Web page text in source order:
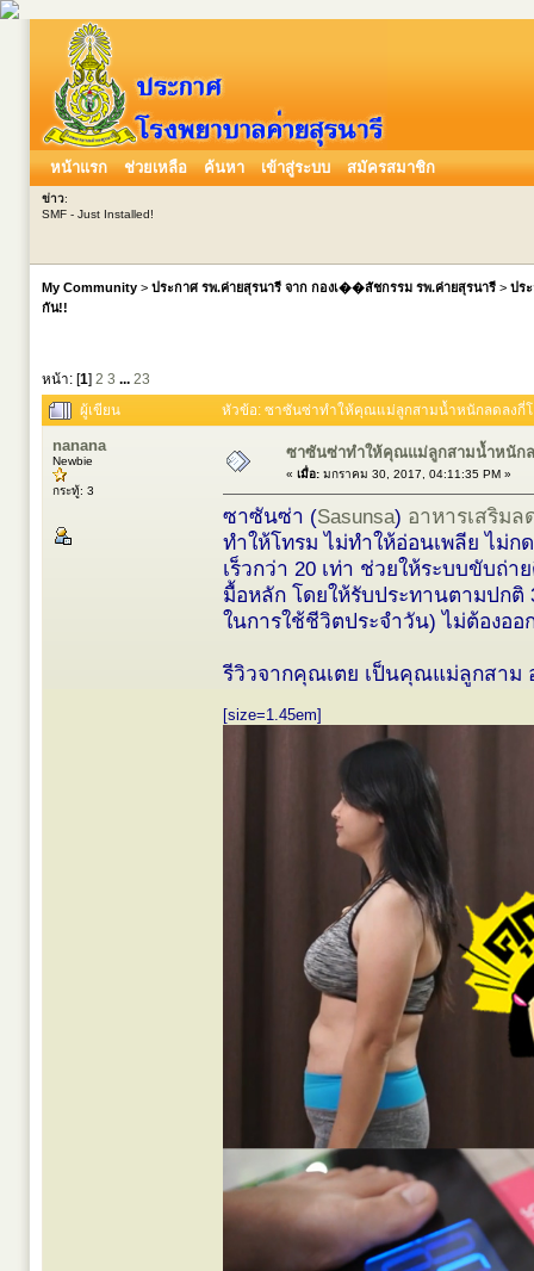
หน้าแรก ช่วยเหลือ ค้นหา เข้าสู่ระบบ สมัครสมาชิก
ข่าว:
SMF - Just Installed!
My Community > ประกาศ รพ.ค่ายสุรนารี จาก กองเ��สัชกรรม รพ.ค่ายสุรนารี > ปร
กัน!!
หน้า: [1] 2 3 ... 23
ผู้เขียน
หัวข้อ: ซาซันซ่าทำให้คุณแม่ลูกสามน้ำหนักลดลงกี่
nanana
Newbie
กระทู้: 3
ซาซันซ่าทำให้คุณแม่ลูกสามน้ำหนัก
« เมื่อ: มกราคม 30, 2017, 04:11:35 PM »
ซาซันซ่า (Sasunsa) อาหารเสริม
ทำให้โทรม ไม่ทำให้อ่อนเพลีย ไม่
เร็วกว่า 20 เท่า ช่วยให้ระบบขับถ่
มื้อหลัก โดยให้รับประทานตามปกติ
ในการใช้ชีวิตประจำวัน) ไม่ต้องอ
รีวิวจากคุณเตย เป็นคุณแม่ลูกสาม
[size=1.45em]